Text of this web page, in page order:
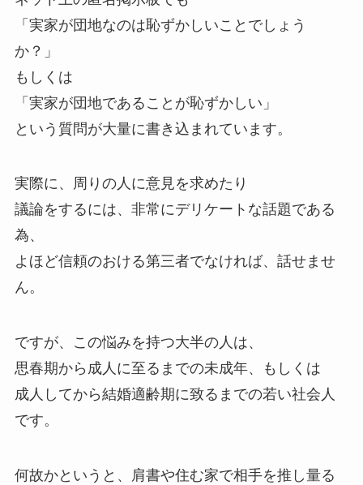
「実家が団地なのは恥ずかしいことでしょう
か？」
もしくは
「実家が団地であることが恥ずかしい」
という質問が大量に書き込まれています。
実際に、周りの人に意見を求めたり
議論をするには、非常にデリケートな話題である
為、
よほど信頼のおける第三者でなければ、話せませ
ん。
ですが、この悩みを持つ大半の人は、
思春期から成人に至るまでの未成年、もしくは
成人してから結婚適齢期に致るまでの若い社会人
です。
何故かというと、肩書や住む家で相手を推し量る